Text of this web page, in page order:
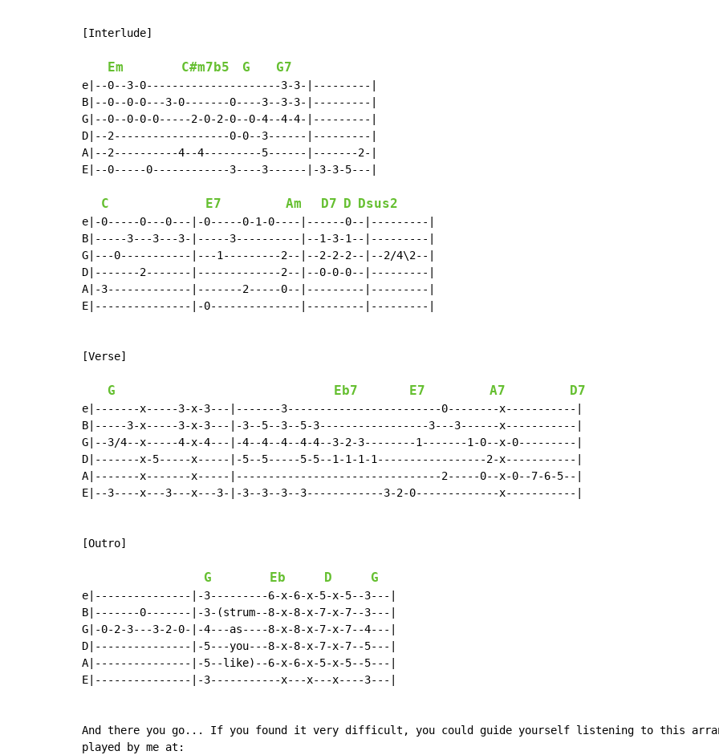
[Interlude]
Em C#m7b5 G G7
e|--0--3-0---------------------3-3-|---------|
B|--0--0-0---3-0-------0----3--3-3-|---------|
G|--0--0-0-0-----2-0-2-0--0-4--4-4-|---------|
D|--2------------------0-0--3------|---------|
A|--2----------4--4---------5------|-------2-|
E|--0-----0------------3----3------|-3-3-5---|
C E7 Am D7 D Dsus2
e|-0-----0---0---|-0-----0-1-0----|------0--|---------|
B|-----3---3---3-|-----3----------|--1-3-1--|---------|
G|---0-----------|---1---------2--|--2-2-2--|--2/4\2--|
D|-------2-------|-------------2--|--0-0-0--|---------|
A|-3-------------|-------2-----0--|---------|---------|
E|---------------|-0--------------|---------|---------|
[Verse]
G Eb7 E7 A7 D7
e|-------x-----3-x-3---|-------3------------------------0--------x-----------|
B|-----3-x-----3-x-3---|-3--5--3--5-3-----------------3---3------x-----------|
G|--3/4--x-----4-x-4---|-4--4--4--4-4--3-2-3--------1-------1-0--x-0---------|
D|-------x-5-----x-----|-5--5-----5-5--1-1-1-1-----------------2-x-----------|
A|-------x-------x-----|--------------------------------2-----0--x-0--7-6-5--|
E|--3----x---3---x---3-|-3--3--3--3------------3-2-0-------------x-----------|
[Outro]
G Eb D G
e|---------------|-3---------6-x-6-x-5-x-5--3---|
B|-------0-------|-3-(strum--8-x-8-x-7-x-7--3---|
G|-0-2-3---3-2-0-|-4---as----8-x-8-x-7-x-7--4---|
D|---------------|-5---you---8-x-8-x-7-x-7--5---|
A|---------------|-5--like)--6-x-6-x-5-x-5--5---|
E|---------------|-3-----------x---x---x----3---|
And there you go... If you found it very difficult, you could guide yourself listening to this
played by me at: